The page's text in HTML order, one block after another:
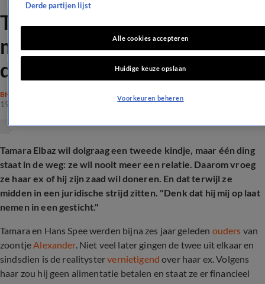
Tamara Elbaz hoopt op baby
met ex: 'Tussen
dagvaardingen door'
BN'ERS
19 sep 2025, 19:53
Tamara Elbaz wil dolgraag een tweede kindje, maar één ding
staat in de weg: ze wil nooit meer een relatie. Daarom vroeg
ze haar ex of hij zijn zaad wil doneren. En dat terwijl ze
midden in een juridische strijd zitten. "Denk dat hij mij op laat
nemen in een gesticht."
Tamara en Hans Spee werden bijna zes jaar geleden ouders van
zoontjeAlexander. Niet veel later gingen de twee uit elkaar en
sindsdien is de realitystervernietigendover haar ex. Volgens
haar zou hij geen alimentatie betalen en staat ze er financieel
Derde partijen lijst
Alle cookies accepteren
Huidige keuze opslaan
Voorkeuren beheren